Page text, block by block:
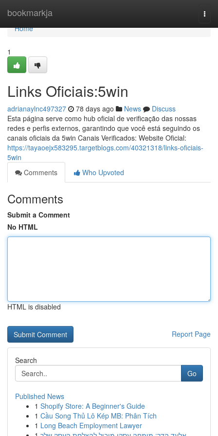
bookmarkja
Home
Home
1
Links Oficiais:5win
adrianaylnc497327 78 days ago News
Discuss
Esta página serve como hub oficial de verificação das nossas
redes e perfis externos, garantindo que você está seguindo os
canais oficiais da 5win Canais Verificados: Website Oficial:
https://tayaoejx583295.targetblogs.com/40321318/links-oficiais-
5win
Comments
Who Upvoted
Comments
Submit a Comment
No HTML
HTML is disabled
Report Page
Search
Go
Published News
1 Shopify Store: A Beginner's Guide
1 Cầu Song Thủ Lô Kép MB: Phân Tích
1 Long Beach Employment Lawyer